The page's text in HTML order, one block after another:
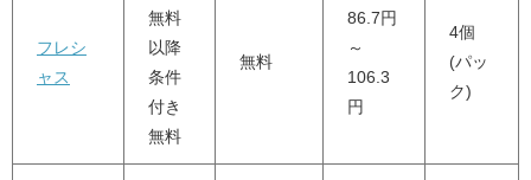
フレシ
ャス
無料
以降
条件
付き
無料
無料
86.7円
～
106.3
円
4個
(パッ
ク)